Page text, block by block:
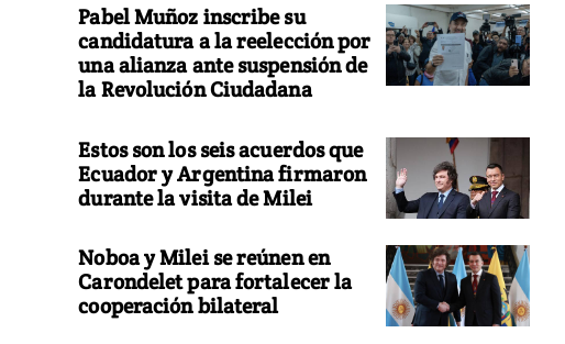
Pabel Muñoz inscribe su
candidatura a la reelección por
una alianza ante suspensión de
la Revolución Ciudadana
Estos son los seis acuerdos que
Ecuador y Argentina firmaron
durante la visita de Milei
Noboa y Milei se reúnen en
Carondelet para fortalecer la
cooperación bilateral